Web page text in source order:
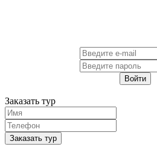
Войти
Заказать тур
Заказать тур